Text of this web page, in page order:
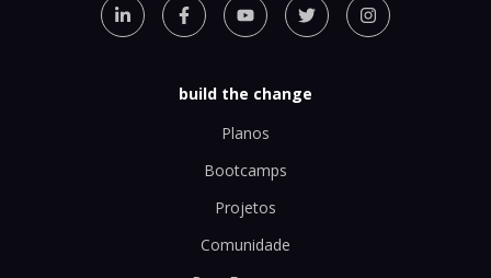
build the change
Planos
Bootcamps
Projetos
Comunidade